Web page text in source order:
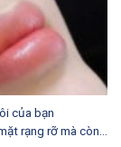
của bạn
rạng rỡ mà còn...